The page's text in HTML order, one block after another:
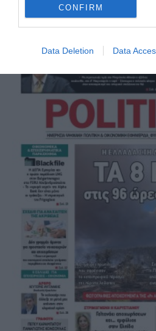
CONFIRM
Data Deletion Data
6 ΑΥΓΟΎΣΤΟΥ, 2026